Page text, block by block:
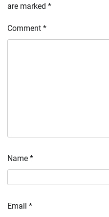
are marked *
Comment *
Name *
Email *